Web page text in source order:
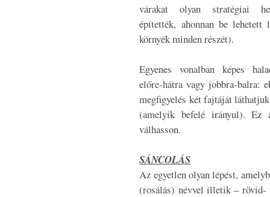
várakat olyan stratégiai
építették, ahonnan be lehetett
környék minden részét).
Egyenes vonalban képes
előre-hátra vagy jobbra-balra:
megfigyelés két fajtáját
(amelyik befelé irányul). Ez
válhasson.
SÁNCOLÁS
Az egyetlen olyan lépést,
(rosálás) névvel illetik – rövid-